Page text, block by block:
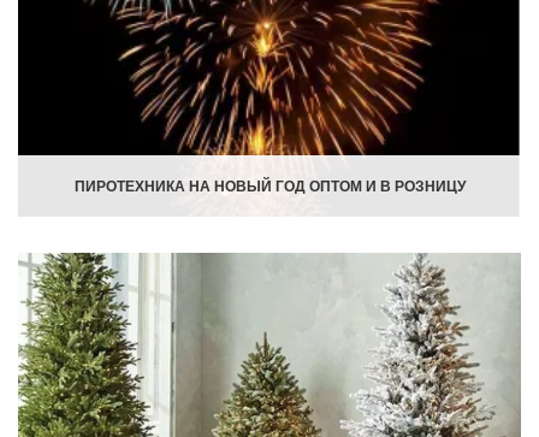
ПИРОТЕХНИКА НА НОВЫЙ ГОД ОПТОМ И В РОЗНИЦУ